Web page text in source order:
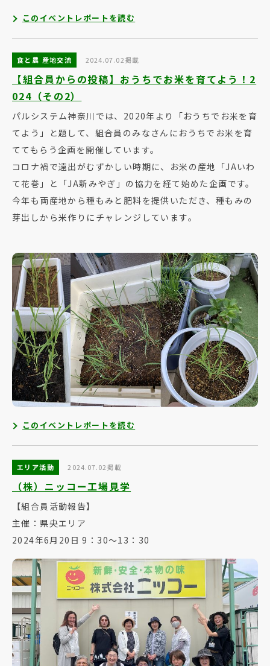
このイベントレポートを読む
食と農 産地交流 2024.07.02掲載
【組合員からの投稿】おうちでお米を育てよう！2
024（その2）
パルシステム神奈川では、2020年より「おうちでお米を育
てよう」と題して、組合員のみなさんにおうちでお米を育
ててもらう企画を開催しています。
コロナ禍で遠出がむずかしい時期に、お米の産地「JAいわ
て花巻」と「JA新みやぎ」の協力を経て始めた企画です。
今年も両産地から種もみと肥料を提供いただき、種もみの
芽出しから米作りにチャレンジしています。
このイベントレポートを読む
エリア活動 2024.07.02掲載
（株）ニッコー工場見学
【組合員活動報告】
主催：県央エリア
2024年6月20日 9：30～13：30